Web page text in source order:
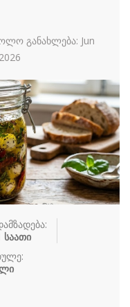
ტკბილეული
ქათამი ქართული
ცომეული ხორცი
განახლება: Jun
საათი